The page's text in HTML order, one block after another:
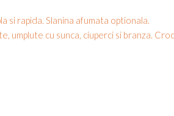
si rapida. Slanina afumata optionala.
umplute cu sunca, ciuperci si branza.